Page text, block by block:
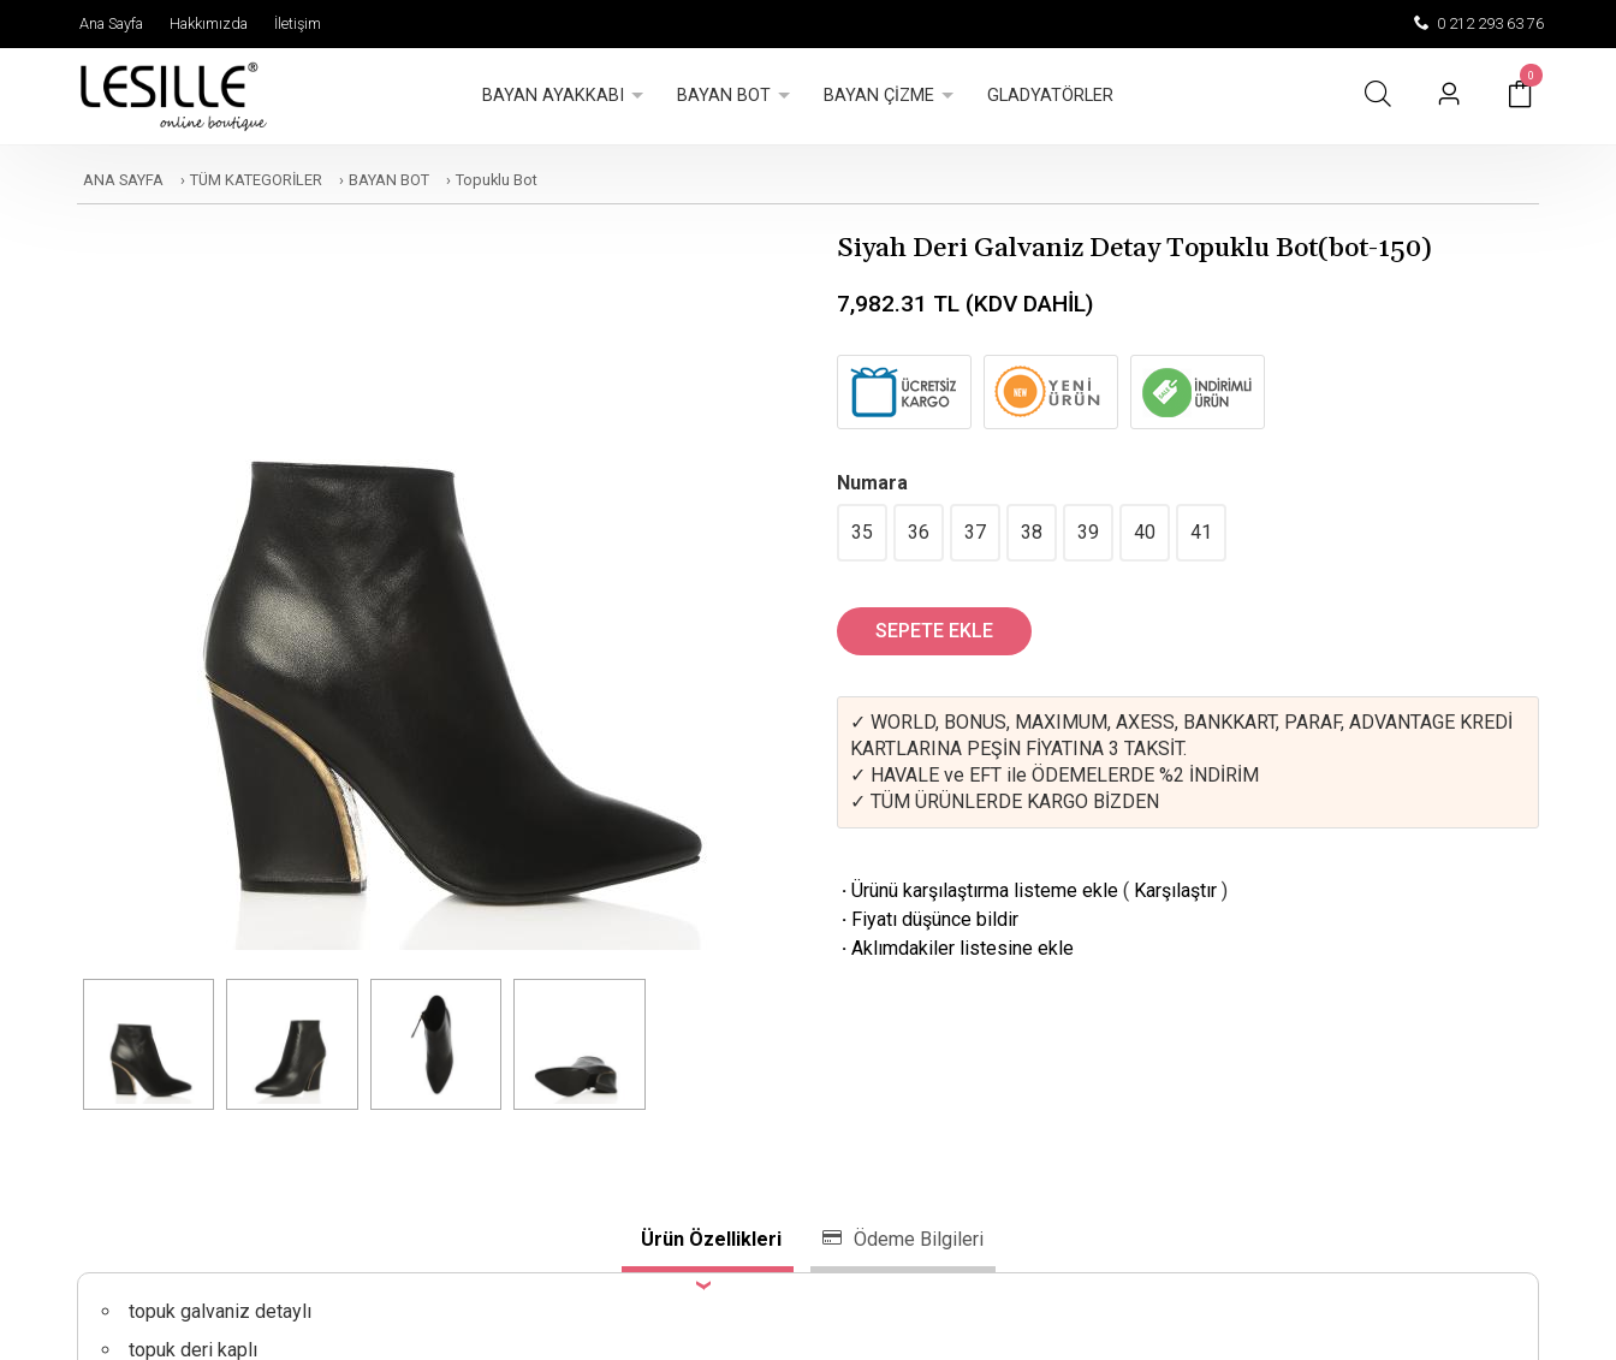
Ana Sayfa Hakkımızda İletişim 0 212 293 63 76
BAYAN AYAKKABI BAYAN BOT BAYAN ÇİZME GLADYATÖRLER
0
ANA SAYFA › TÜM KATEGORİLER › BAYAN BOT › Topuklu Bot
Siyah Deri Galvaniz Detay Topuklu Bot(bot-150)
7,982.31 TL (KDV DAHİL)
Numara
35 36 37 38 39 40 41
SEPETE EKLE
✓ WORLD, BONUS, MAXIMUM, AXESS, BANKKART, PARAF, ADVANTAGE KREDİ
KARTLARINA PEŞİN FİYATINA 3 TAKSİT.
✓ HAVALE ve EFT ile ÖDEMELERDE %2 İNDİRİM
✓ TÜM ÜRÜNLERDE KARGO BİZDEN
·Ürünü karşılaştırma listeme ekle ( Karşılaştır )
· Fiyatı düşünce bildir
·Aklımdakiler listesine ekle
Ürün Özellikleri Ödeme Bilgileri
topuk galvaniz detaylı
topuk deri kaplı